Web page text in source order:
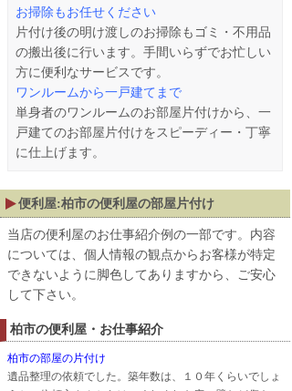
お掃除もお任せください
片付け後の明け渡しのお掃除もゴミ・不用品
の搬出後に行います。手間いらずでお忙しい
方に便利なサービスです。
ワンルームから一戸建てまで
単身者のワンルームのお部屋片付けから、一
戸建てのお部屋片付けをスピーディー・丁寧
に仕上げます。
便利屋:柏市の便利屋の部屋片付け
当店の便利屋のお仕事紹介例の一部です。内容
については、個人情報の観点からお客様が特定
できないように脚色してありますから、ご安心
して下さい。
柏市の便利屋・お仕事紹介
柏市の部屋の片付け
遺品整理の依頼でした。築年数は、１０年くらいでしょ